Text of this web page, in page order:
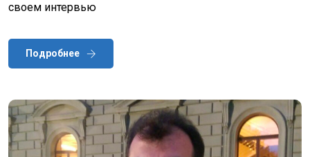
своем интервью
Подробнее